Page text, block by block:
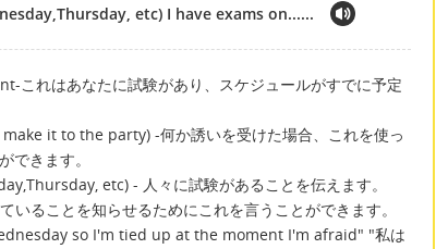
etc) I have exams on......
れはあなたに試験があり、スケジュールがすでに予定
it to the party) -何か誘いを受けた場合、これを使っ
できます。
etc) - 人々に試験があることを伝えます。
ることを知らせるためにこれを言うことができます。
so I'm tied up at the moment I'm afraid" "私は